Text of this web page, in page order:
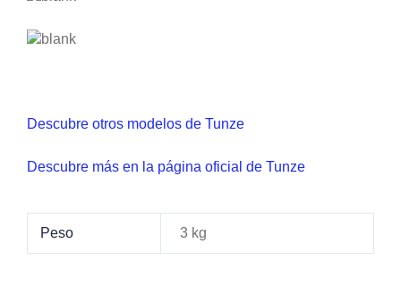
Descubre otros modelos de Tunze
Descubre más en la página oficial de Tunze
Peso 3 kg